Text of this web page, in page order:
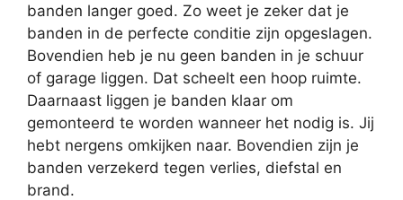
banden langer goed. Zo weet je zeker dat je
banden in de perfecte conditie zijn opgeslagen.
Bovendien heb je nu geen banden in je schuur
of garage liggen. Dat scheelt een hoop ruimte.
Daarnaast liggen je banden klaar om
gemonteerd te worden wanneer het nodig is. Jij
hebt nergens omkijken naar. Bovendien zijn je
banden verzekerd tegen verlies, diefstal en
brand.